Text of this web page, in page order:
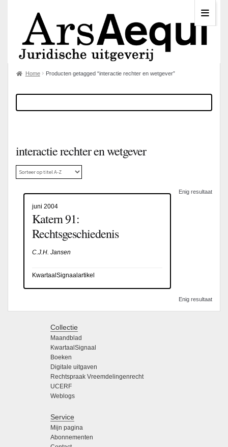
Home Producten getagged “interactie rechter en wetgever”
interactie rechter en wetgever
Enig resultaat
juni 2004
Katern 91:
Rechtsgeschiedenis
C.J.H. Jansen
KwartaalSignaalartikel
Enig resultaat
Collectie
Maandblad
KwartaalSignaal
Boeken
Digitale uitgaven
Rechtspraak Vreemdelingenrecht
UCERF
Weblogs
Service
Mijn pagina
Abonnementen